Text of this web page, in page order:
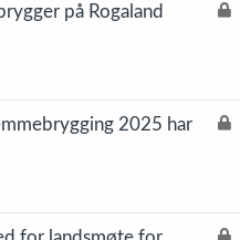
L
på Rogaland
L
2025 har
L